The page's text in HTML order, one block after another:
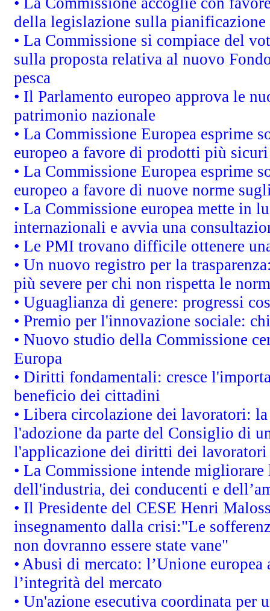
della legislazione sulla
• La Commissione si compiace del
sulla proposta relativa al nuovo
pesca
• Il Parlamento europeo approva le
patrimonio nazionale
• La Commissione Europea esprime
europeo a favore di prodotti più
• La Commissione Europea esprime
europeo a favore di nuove norme
• La Commissione europea mette in
internazionali e avvia una
• Le PMI trovano difficile ottenere
• Un nuovo registro per la
più severe per chi non rispetta le
• Uguaglianza di genere: progressi
• Premio per l'innovazione sociale:
• Nuovo studio della Commissione
Europa
• Diritti fondamentali: cresce
beneficio dei cittadini
• Libera circolazione dei lavoratori:
l'adozione da parte del Consiglio di
l'applicazione dei diritti dei lavoratori
• La Commissione intende
dell'industria, dei conducenti e
• Il Presidente del CESE Henri
insegnamento dalla crisi:"Le
non dovranno essere state vane"
• Abusi di mercato: l’Unione
l’integrità del mercato
• Un'azione esecutiva coordinata